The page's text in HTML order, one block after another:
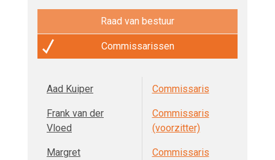
Raad van bestuur
Commissarissen
Aad Kuiper Commissaris
Frank van der
Vloed
Commissaris
(voorzitter)
Margret
Commissaris